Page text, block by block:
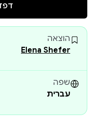
✨ ששמחה אמיתית
הספר נכתב בסגנון
הוצאה
Elena Shefer
שפה
עברית